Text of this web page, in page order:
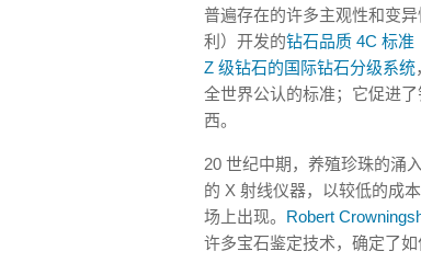
普遍存在的许多主观性和变
利）开发的钻石品质 4C 标准
Z 级钻石的国际钻石分级系统
全世界公认的标准；它促进
西。
20 世纪中期，养殖珍珠的涌
的 X 射线仪器，以较低的成
场上出现。 Robert
许多宝石鉴定技术，确定了